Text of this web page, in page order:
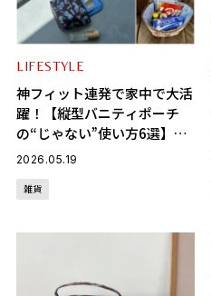
LIFESTYLE
神フィット連発で家中で大活
躍！【縦型バニティポーチ
の“じゃない”使い方6選】イ
ンレッド6月号付録正直レビ
2026.05.19
雑貨